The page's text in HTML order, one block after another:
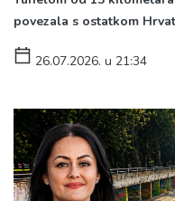
povezala s ostatkom
26.07.2026. u 21:34